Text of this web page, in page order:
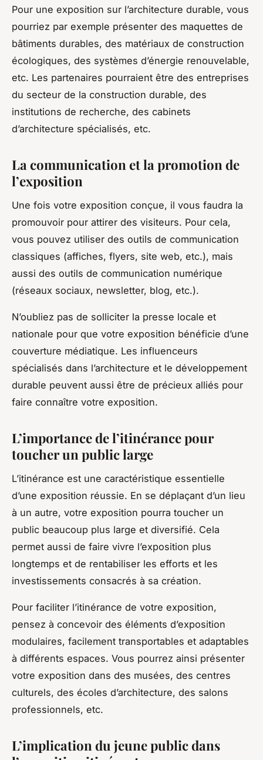
Pour une exposition sur l’architecture durable, vous
pourriez par exemple présenter des maquettes de
bâtiments durables, des matériaux de construction
écologiques, des systèmes d’énergie renouvelable,
etc. Les partenaires pourraient être des entreprises
du secteur de la construction durable, des
institutions de recherche, des cabinets
d’architecture spécialisés, etc.
La communication et la promotion de
l’exposition
Une fois votre exposition conçue, il vous faudra la
promouvoir pour attirer des visiteurs. Pour cela,
vous pouvez utiliser des outils de communication
classiques (affiches, flyers, site web, etc.), mais
aussi des outils de communication numérique
(réseaux sociaux, newsletter, blog, etc.).
N’oubliez pas de solliciter la presse locale et
nationale pour que votre exposition bénéficie d’une
couverture médiatique. Les influenceurs
spécialisés dans l’architecture et le développement
durable peuvent aussi être de précieux alliés pour
faire connaître votre exposition.
L’importance de l’itinérance pour
toucher un public large
L’itinérance est une caractéristique essentielle
d’une exposition réussie. En se déplaçant d’un lieu
à un autre, votre exposition pourra toucher un
public beaucoup plus large et diversifié. Cela
permet aussi de faire vivre l’exposition plus
longtemps et de rentabiliser les efforts et les
investissements consacrés à sa création.
Pour faciliter l’itinérance de votre exposition,
pensez à concevoir des éléments d’exposition
modulaires, facilement transportables et adaptables
à différents espaces. Vous pourrez ainsi présenter
votre exposition dans des musées, des centres
culturels, des écoles d’architecture, des salons
professionnels, etc.
L’implication du jeune public dans